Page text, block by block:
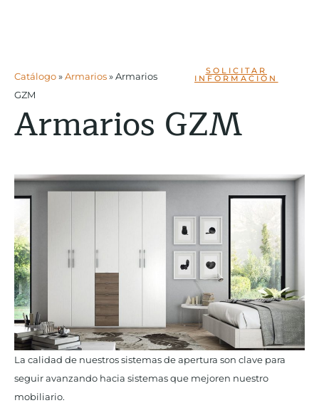
Catálogo»Armarios»Armarios
GZM
SOLICITAR
INFORMACIÓN
Armarios GZM
La calidad de nuestros sistemas de apertura son clave para
seguir avanzando hacia sistemas que mejoren nuestro
mobiliario.